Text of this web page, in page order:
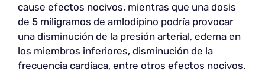
cause efectos nocivos, mientras que una dosis
de 5 miligramos de amlodipino podría provocar
una disminución de la presión arterial, edema en
los miembros inferiores, disminución de la
frecuencia cardiaca, entre otros efectos nocivos.